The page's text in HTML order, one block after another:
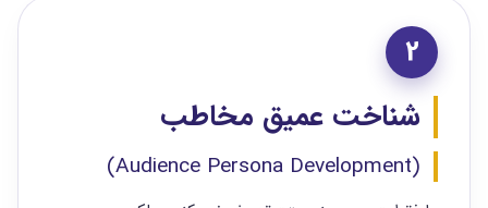
2
شناخت عمیق مخاطب
(Audience Persona Development)